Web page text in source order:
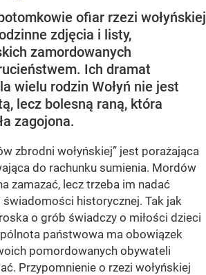
ofiar rzezi wołyńskiej
zdjęcia i listy,
zamordowanych
Ich dramat
wielu rodzin Wołyń nie jest
lecz bolesną raną, która
zagojona.
zbrodni wołyńskiej” jest porażająca
do rachunku sumienia. Mordów
zamazać, lecz trzeba im nadać
świadomości historycznej. Tak jak
o grób świadczy o miłości dzieci
państwowa ma obowiązek
pomordowanych obywateli
Przypomnienie o rzezi wołyńskiej